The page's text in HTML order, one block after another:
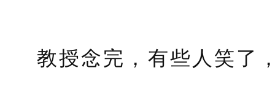
教授念完，有些人笑了